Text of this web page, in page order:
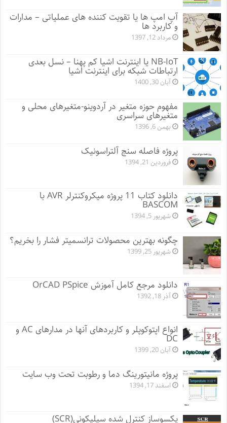
آپ امپ ها یا تقویت کننده های عملیاتی – مدارات
و کاربرد ها
مرداد 12, 1397
NB-IoT یا اینترنت اشیا کم پهنا – نسل بعدی
ارتباطات شبکه برای اینترنت اشیا
آبان 30, 1400
مفهوم حوزه متغیر در آردوینو-متغیرهای محلی و
متغیرهای سراسری
بهمن 6, 1396
پروژه فاصله سنج آلتراسونیک
فروردین 21, 1394
دانلود کتاب 11 پروژه میکروکنترلر AVR با
BASCOM
شهریور 5, 1394
چگونه بهترین محصولات ترانسمیتر فشار را بخریم؟
شهریور 25, 1399
دانلود مرجع کامل آموزش OrCAD PSpice
آذر 18, 1392
انواع اپتوکوپلر و کاربردهای آنها در مدارهای AC و
DC
آبان 20, 1399
پروژه مانيتورينگ دما و رطوبت تحت وب سایت
اسفند 17, 1394
یکسوساز کنترل شده سیلیکونی(SCR)